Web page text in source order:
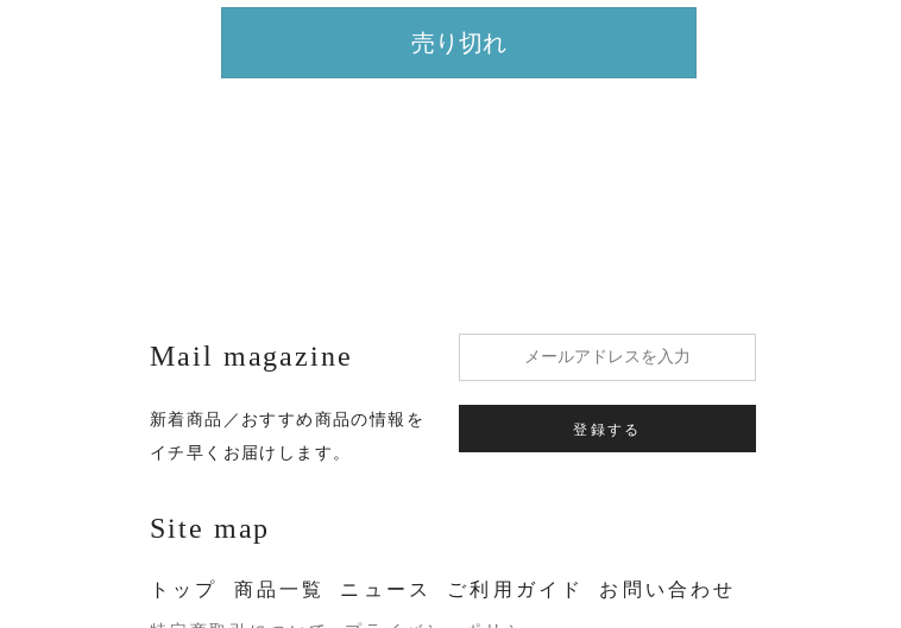
売り切れ
Mail magazine
新着商品／おすすめ商品の情報を
イチ早くお届けします。
登録する
Site map
トップ 商品一覧 ニュース ご利用ガイド お問い合わせ